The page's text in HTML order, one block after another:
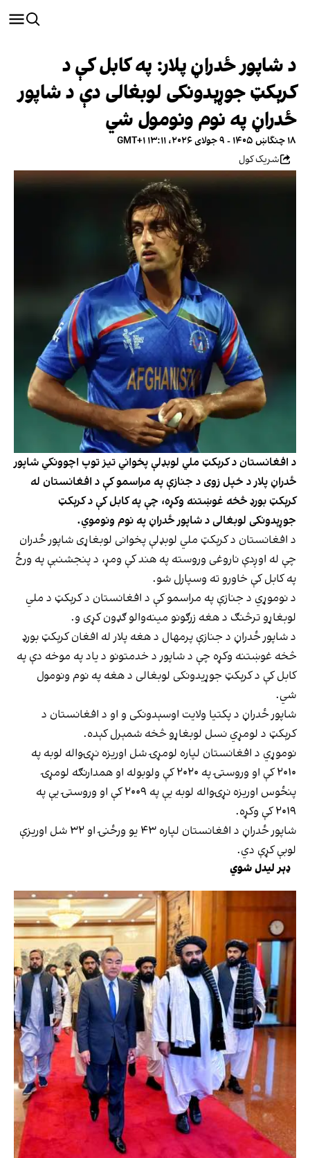
د شاپور ځدراڼ پلار: په کابل کې د
کرېکټ جوړېدونکی لوبغالی دې د شاپور
ځدراڼ په نوم ونومول شي
۱۸ چنگاښ ۱۴۰۵ - ۹ جولای ۲۰۲۶، ۱۳:۱۱ GMT+۱
شریک کول
د افغانستان د کرېکټ ملي لوبډلې پخواني تیز توپ اچوونکي شاپور
ځدراڼ پلار د خپل زوی د جنازې په مراسمو کې د افغانستان له
کرېکټ بورډ څخه غوښتنه وکړه، چې په کابل کې د کرېکټ
جوړېدونکی لوبغالی د شاپور ځدراڼ په نوم ونوموي.
د افغانستان د کرېکټ ملي لوبډلې پخوانی لوبغاړی شاپور ځدران
چې له اوږدې ناروغی وروسته په هند کې ومړ، د پنجشنبې په ورځ
په کابل کې خاورو ته وسپارل شو.
د نوموړي د جنازې په مراسمو کې د افغانستان د کرېکټ د ملي
لوبغاړو ترڅنګ د هغه زرګونو مینه‌والو ګډون کړی و.
د شاپور ځدراڼ د جنازې پرمهال د هغه پلار له افغان کرېکټ بورډ
څخه غوښتنه وکړه چې د شاپور د خدمتونو د یاد په موخه دې په
کابل کې د کرېکټ جوړیدونکی لوبغالی د هغه په نوم ونومول
شي.
شاپور ځدراڼ د پکتیا ولایت اوسېدونکی و او د افغانستان د
کرېکټ د لومړي نسل لوبغاړو څخه شمېرل کېده.
نوموړي د افغانستان لپاره لومړۍ شل اوریزه نړۍواله لوبه په
۲۰۱۰ کې او وروستۍ په ۲۰۲۰ کې ولوبوله او همدارنګه لومړۍ
پنځوس اوریزه نړۍواله لوبه یې په ۲۰۰۹ کې او وروستۍ یې په
۲۰۱۹ کې وکړه.
شاپور ځدراڼ د افغانستان لپاره ۴۳ یو ورځنۍ او ۳۲ شل اوریزې
لوبې کړې دي.
ډېر لیدل شوي